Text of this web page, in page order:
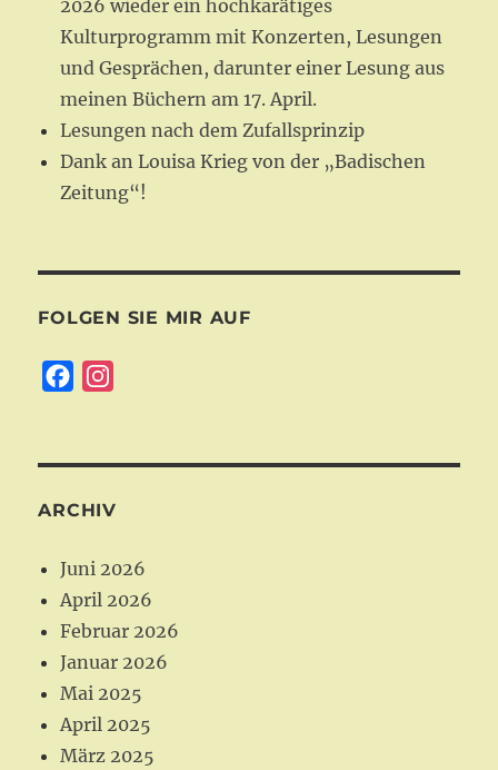
2026 wieder ein hochkarätiges
Kulturprogramm mit Konzerten, Lesungen
und Gesprächen, darunter einer Lesung aus
meinen Büchern am 17. April.
Lesungen nach dem Zufallsprinzip
Dank an Louisa Krieg von der „Badischen
Zeitung“!
FOLGEN SIE MIR AUF
e
b
o
k
t
a
r
a
m
ARCHIV
Juni 2026
April 2026
Februar 2026
Januar 2026
Mai 2025
April 2025
März 2025